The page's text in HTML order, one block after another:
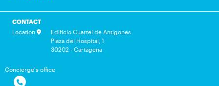
CONTACT
Location
Edificio Cuartel de Antigones
Plaza del Hospital, 1
30202 - Cartagena
Concierge's office